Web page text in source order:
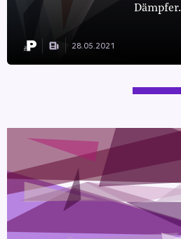
Dämpfer.
28.05.2021